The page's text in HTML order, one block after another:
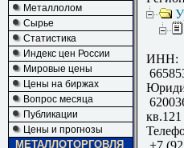
Металлолом
Сырье
Статистика
Индекс цен России
Мировые цены
Цены на биржах
Вопрос месяца
Публикации
Цены и прогнозы
МЕТАЛЛОТОРГОВЛЯ
ИНН:
кв.121
+7